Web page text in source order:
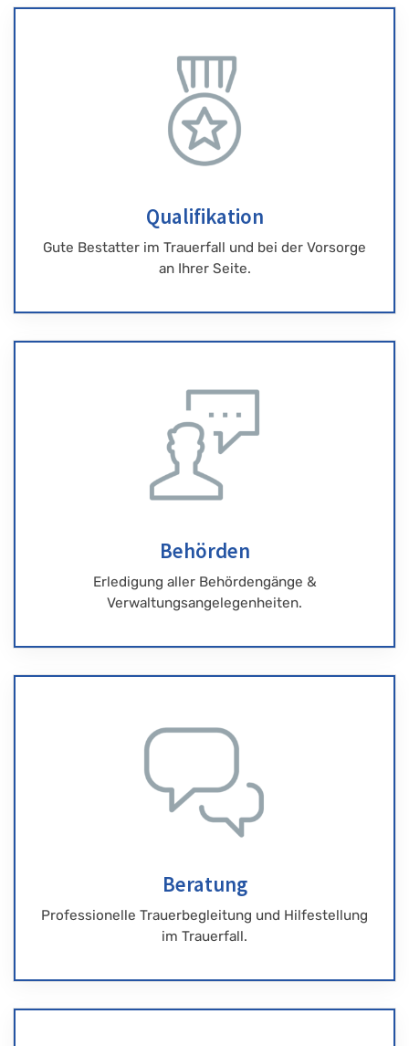
Qualifikation
Gute Bestatter im Trauerfall und bei der Vorsorge
an Ihrer Seite.
Behörden
Erledigung aller Behördengänge &
Verwaltungsangelegenheiten.
Beratung
Professionelle Trauerbegleitung und Hilfestellung
im Trauerfall.